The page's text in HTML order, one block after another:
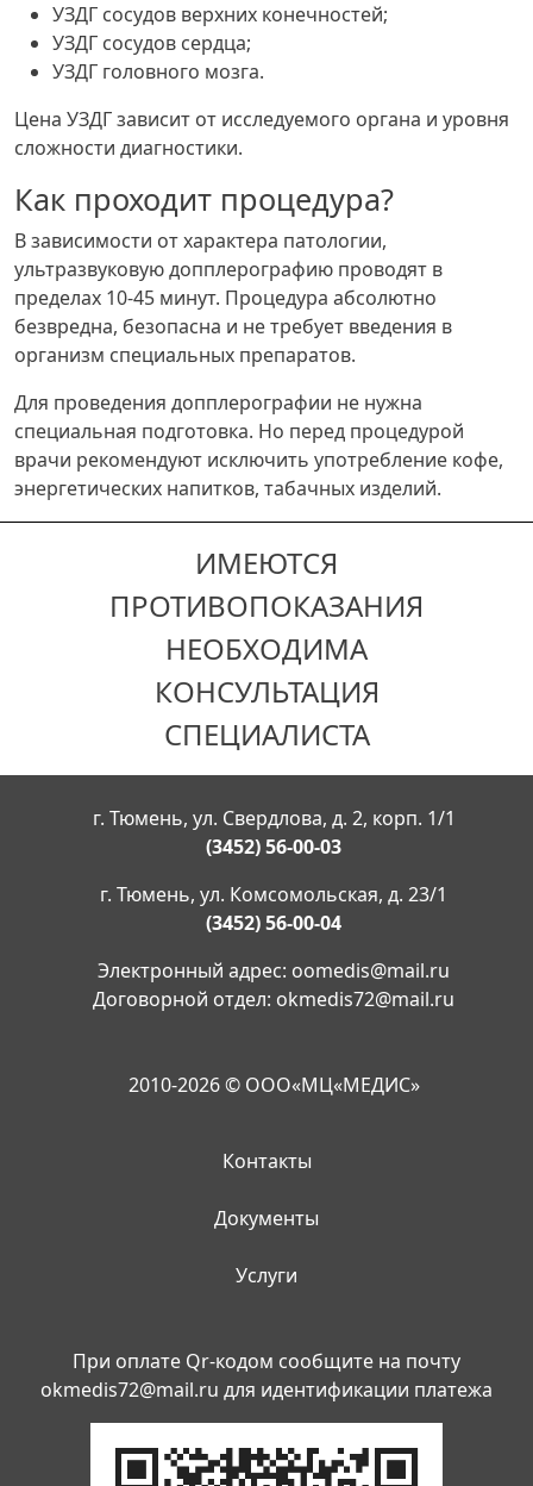
УЗДГ сосудов верхних конечностей;
УЗДГ сосудов сердца;
УЗДГ головного мозга.
Цена УЗДГ зависит от исследуемого органа и уровня
сложности диагностики.
Как проходит процедура?
В зависимости от характера патологии,
ультразвуковую допплерографию проводят в
пределах 10-45 минут. Процедура абсолютно
безвредна, безопасна и не требует введения в
организм специальных препаратов.
Для проведения допплерографии не нужна
специальная подготовка. Но перед процедурой
врачи рекомендуют исключить употребление кофе,
энергетических напитков, табачных изделий.
ИМЕЮТСЯ
ПРОТИВОПОКАЗАНИЯ
НЕОБХОДИМА
КОНСУЛЬТАЦИЯ
СПЕЦИАЛИСТА
г. Тюмень, ул. Свердлова, д. 2, корп. 1/1
(3452) 56-00-03
г. Тюмень, ул. Комсомольская, д. 23/1
(3452) 56-00-04
Электронный адрес: oomedis@mail.ru
Договорной отдел: okmedis72@mail.ru
2010-2026 © ООО«МЦ«МЕДИС»
Контакты
Документы
Услуги
При оплате Qr-кодом сообщите на почту
okmedis72@mail.ru для идентификации платежа